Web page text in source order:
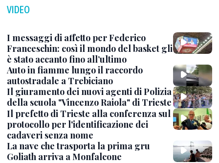
VIDEO
I messaggi di affetto per Federico
Franceschin: così il mondo del basket gli
è stato accanto fino all’ultimo
Auto in fiamme lungo il raccordo
autostradale a Trebiciano
Il giuramento dei nuovi agenti di Polizia
della scuola "Vincenzo Raiola" di Trieste
Il prefetto di Trieste alla conferenza sul
protocollo per l'identificazione dei
cadaveri senza nome
La nave che trasporta la prima gru
Goliath arriva a Monfalcone